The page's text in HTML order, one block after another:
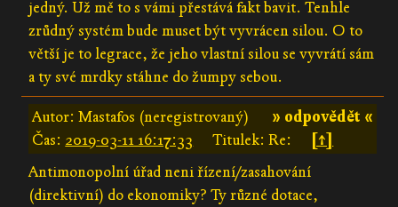
jedný. Už mě to s vámi přestává fakt bavit. Tenhle
zrůdný systém bude muset být vyvrácen silou. O to
větší je to legrace, že jeho vlastní silou se vyvrátí sám
a ty své mrdky stáhne do žumpy sebou.
» odpovědět «
Autor: Mastafos (neregistrovaný)
Čas: 2019-03-11 16:17:33 Titulek: Re:
[↑]
Antimonopolní úřad neni řízení/zasahování
(direktivní) do ekonomiky? Ty různé dotace,